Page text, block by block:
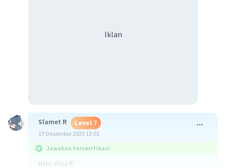
Iklan
Slamet R Level 7
17 Desember 2023 13:01
Jawaban terverifikasi
Halo, Risa R